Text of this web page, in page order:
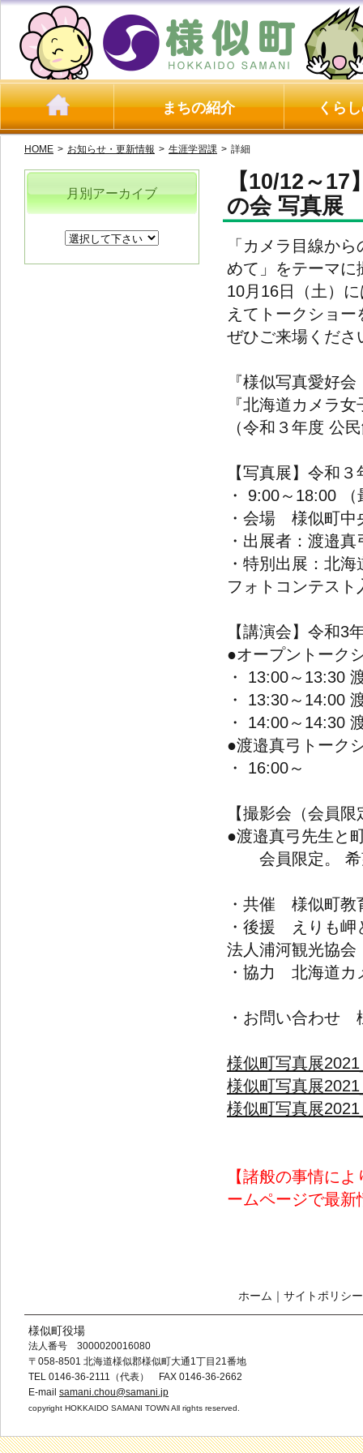
まちの紹介 くら
HOME > お知らせ・更新情報 > 生涯学習課 > 詳細
【10/12～
の会 写真展
「カメラ目線か
めて」をテーマに
10月16日（土）
えてトークショ
ぜひご来場くださ
『様似写真愛好
『北海道カメラ
（令和３年度 公
【写真展】令和
・ 9:00～18:00
・会場 様似町中
・出展者：渡邉
・特別出展：北
フォトコンテスト
【講演会】令和3
●オープントーク
・ 13:00～13:30
・ 13:30～14:00
・ 14:00～14:30
●渡邉真弓トーク
・ 16:00～
【撮影会（会員
●渡邉真弓先生と
会員限定。 希
・共催 様似町教
・後援 えりも岬
法人浦河観光協会
・協力 北海道カ
・お問い合わせ
様似町写真展
様似町写真展
様似町写真展
【諸般の事情に
ームページで最新
月別アーカイブ
ホーム ｜ サイトポリシー
様似町役場
法人番号 3000020016080
〒058-8501 北海道様似郡様似町大通1丁目21番地
TEL 0146-36-2111（代表） FAX 0146-36-2662
E-mail samani.chou@samani.jp
copyright HOKKAIDO SAMANI TOWN All rights reserved.